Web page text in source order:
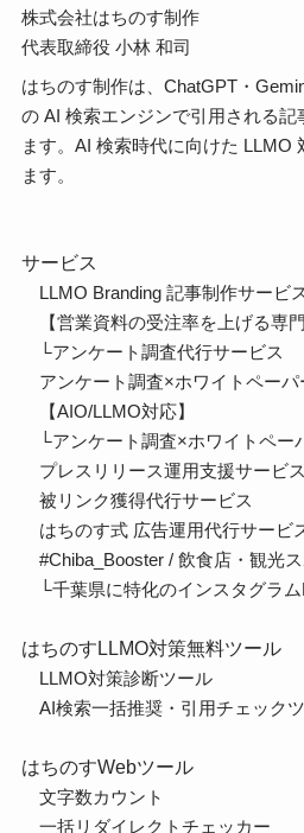
株式会社はちのす制作
代表取締役 小林 和司
はちのす制作は、ChatGPT・
の AI 検索エンジンで引用される
ます。AI 検索時代に向けた LLMO
ます。
サービス
LLMO Branding 記事制作サービ
【営業資料の受注率を上げる専門
└アンケート調査代行サービス
アンケート調査×ホワイトペーパ
【AIO/LLMO対応】
└アンケート調査×ホワイトペー
プレスリリース運用支援サービス
被リンク獲得代行サービス
はちのす式 広告運用代行サービ
#Chiba_Booster / 飲食店・観光
└千葉県に特化のインスタグラム
はちのすLLMO対策無料ツール
LLMO対策診断ツール
AI検索一括推奨・引用チェック
はちのすWebツール
文字数カウント
一括リダイレクトチェッカー